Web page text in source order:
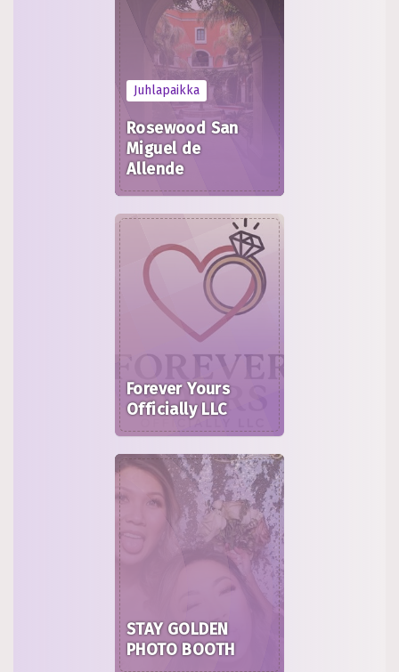
Juhlapaikka
Rosewood San
Miguel de
Allende
Forever Yours
Officially LLC
STAY GOLDEN
PHOTO BOOTH